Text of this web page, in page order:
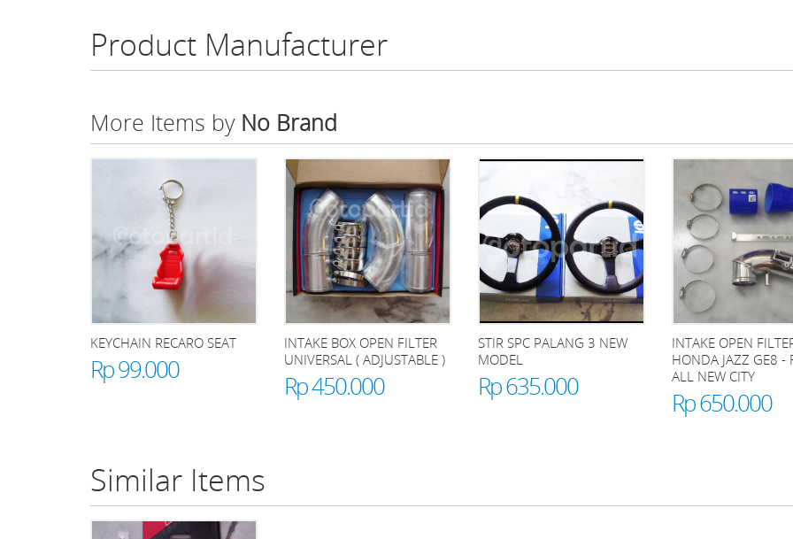
Product Manufacturer
More Items by No Brand
KEYCHAIN RECARO SEAT
Rp 99.000
INTAKE BOX OPEN FILTER
UNIVERSAL ( ADJUSTABLE )
Rp 450.000
STIR SPC PALANG 3 NEW
MODEL
Rp 635.000
INTAKE OPEN
HONDA JAZZ GE8 -
ALL NEW CITY
Rp 650.000
Similar Items